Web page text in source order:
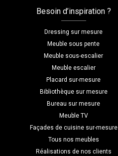
Besoin d’inspiration ?
Dressing sur mesure
Meuble sous pente
Meuble sous-escalier
Meuble escalier
Placard sur-mesure
Bibliothèque sur mesure
Bureau sur mesure
Meuble TV
Façades de cuisine sur-mesure
Tous nos meubles
Réalisations de nos clients